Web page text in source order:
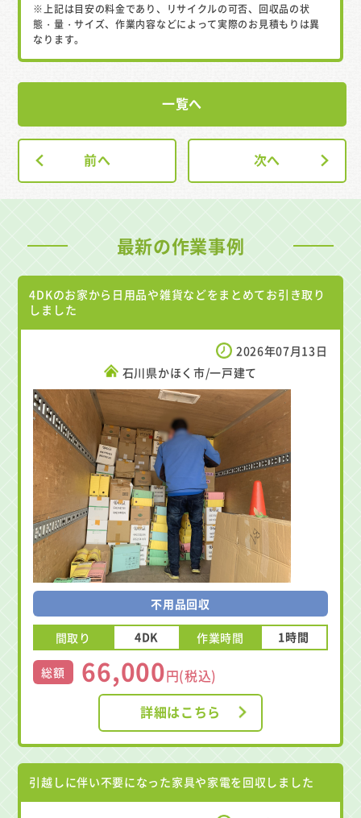
※上記は目安の料金であり、リサイクルの可否、回収品の状
態・量・サイズ、作業内容などによって実際のお見積もりは異
なります。
前へ
一覧へ
次へ
最新の作業事例
4DKのお家から日用品や雑貨などをまとめてお引き取り
しました
2026年07月13日
石川県かほく市/一戸建て
不用品回収
間取り 4DK 作業時間 1時間
総額 66,000円(税込)
詳細はこちら
引越しに伴い不要になった家具や家電を回収しました